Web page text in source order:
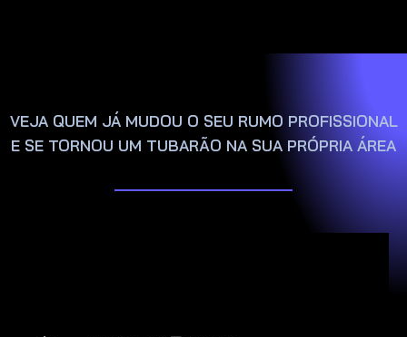
VEJA QUEM JÁ MUDOU O SEU RUMO PROFISSIONAL
E SE TORNOU UM TUBARÃO NA SUA PRÓPRIA ÁREA